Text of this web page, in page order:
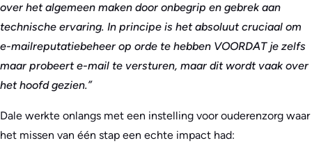
over het algemeen maken door onbegrip en gebrek aan
technische ervaring. In principe is het absoluut cruciaal om
e-mailreputatiebeheer op orde te hebben VOORDAT je zelfs
maar probeert e-mail te versturen, maar dit wordt vaak over
het hoofd gezien.”
Dale werkte onlangs met een instelling voor ouderenzorg waar
het missen van één stap een echte impact had: